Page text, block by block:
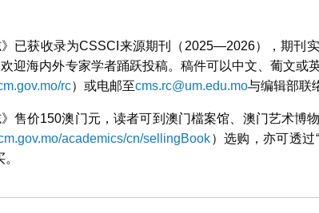
》已获收录为CSSCI来源期刊（2025—2026），期刊
迎海内外专家学者踊跃投稿。稿件可以中文、葡文或
rc）或电邮至cms.rc@um.edu.mo与编辑部联
》售价150澳门元，读者可到澳门檔案馆、澳门艺术博
academics/cn/sellingBook）选购，亦可透过